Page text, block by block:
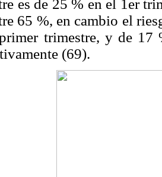
es de 25 % en el 1er
65 %, en cambio el
trimestre, y de 17
(69).